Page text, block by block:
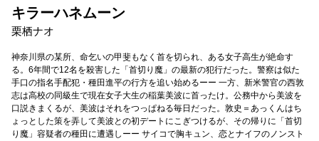
キラーハネムーン
栗栖ナオ
神奈川県の某所、命乞いの甲斐もなく首を切られ、ある女子高生が絶命す
る。6年間で12名を殺害した「首切り魔」の最新の犯行だった。警察は似た
手口の指名手配犯・種田進平の行方を追い始めるーー 一方、新米警官の西敦
志は高校の同級生で現在女子大生の稲葉美波に首ったけ。公務中から美波を
口説きまくるが、美波はそれをつっぱねる毎日だった。敦史＝あっくんはち
ょっとした策を弄して美波との初デートにこぎつけるが、その帰りに「首切
り魔」容疑者の種田に遭遇しーー サイコで胸キュン、恋とナイフのノンスト